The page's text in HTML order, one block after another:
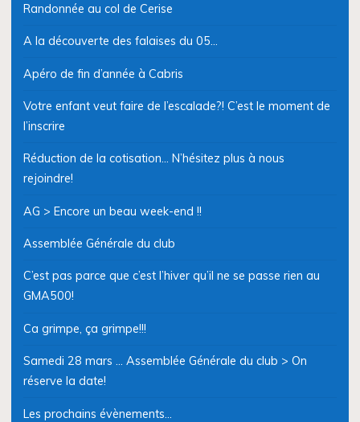
Randonnée au col de Cerise
A la découverte des falaises du 05…
Apéro de fin d’année à Cabris
Votre enfant veut faire de l’escalade?! C’est le moment de
l’inscrire
Réduction de la cotisation… N’hésitez plus à nous
rejoindre!
AG > Encore un beau week-end !!
Assemblée Générale du club
C’est pas parce que c’est l’hiver qu’il ne se passe rien au
GMA500!
Ca grimpe, ça grimpe!!!
Samedi 28 mars … Assemblée Générale du club > On
réserve la date!
Les prochains évènements…